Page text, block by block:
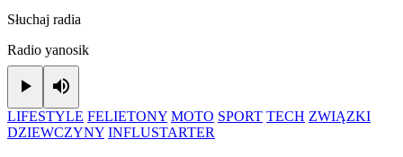
Słuchaj radia
Radio yanosik
Play
LIFESTYLE FELIETONY MOTO SPORT TECH ZWIĄZKI
DZIEWCZYNY INFLUSTARTER